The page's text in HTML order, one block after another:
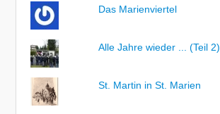
Das Marienviertel
Alle Jahre wieder ... (Teil 2)
St. Martin in St. Marien